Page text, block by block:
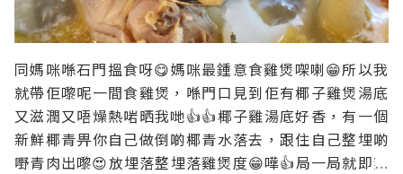
同媽咪喺石門搵食呀😋媽咪最鍾意食雞煲㗎喇😁所以我
就帶佢嚟呢一間食雞煲，喺門口見到佢有椰子雞煲湯底
又滋潤又唔燥熱啱晒我哋👍👍椰子雞湯底好香，有一個
新鮮椰青畀你自己做倒啲椰青水落去，跟住自己整埋啲
嘢青肉出嚟😍放埋落整埋落雞煲度😁嘩👍局一局就即刻